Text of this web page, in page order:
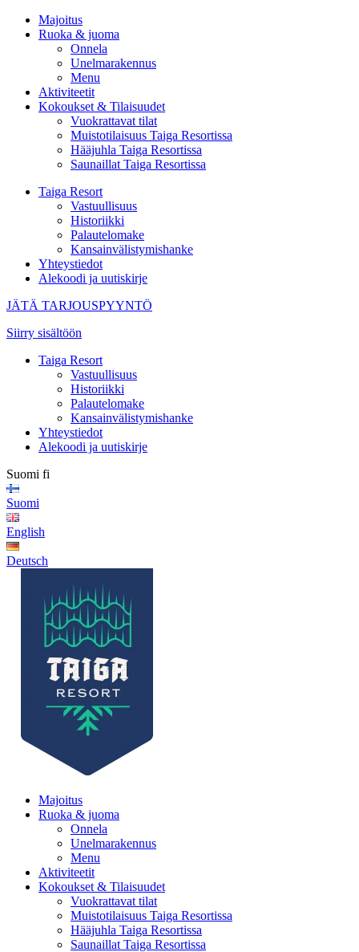
Majoitus
Ruoka & juoma
Onnela
Unelmarakennus
Menu
Aktiviteetit
Kokoukset & Tilaisuudet
Vuokrattavat tilat
Muistotilaisuus Taiga Resortissa
Hääjuhla Taiga Resortissa
Saunaillat Taiga Resortissa
Taiga Resort
Vastuullisuus
Historiikki
Palautelomake
Kansainvälistymishanke
Yhteystiedot
Alekoodi ja uutiskirje
JÄTÄ TARJOUSPYYNTÖ
Siirry sisältöön
Taiga Resort
Vastuullisuus
Historiikki
Palautelomake
Kansainvälistymishanke
Yhteystiedot
Alekoodi ja uutiskirje
Suomi fi
Suomi
English
Deutsch
Majoitus
Ruoka & juoma
Onnela
Unelmarakennus
Menu
Aktiviteetit
Kokoukset & Tilaisuudet
Vuokrattavat tilat
Muistotilaisuus Taiga Resortissa
Hääjuhla Taiga Resortissa
Saunaillat Taiga Resortissa